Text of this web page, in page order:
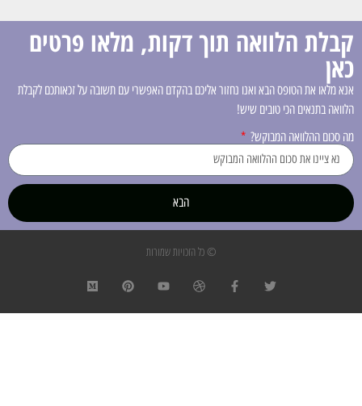
קבלת הלוואה תוך דקות, מלאו פרטים
כאן
אנא מלאו את הטופס הבא ואנו נחזור אליכם בהקדם האפשרי עם תשובה על זכאותכם לקבלת
הלוואה בתנאים הכי טובים שיש!
מה סכום ההלוואה המבוקש?
הבא
© כל הזכויות שמורות